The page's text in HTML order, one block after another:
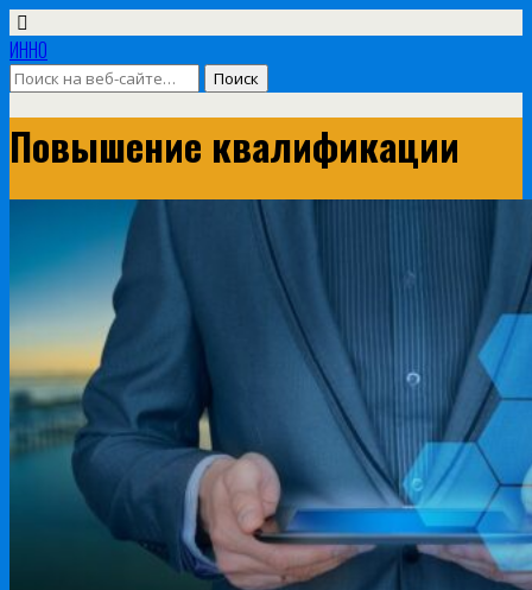
ИННО
Повышение квалификации